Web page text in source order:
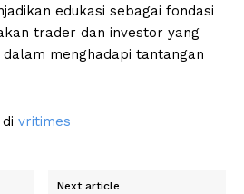
edukasi sebagai fondasi
trader dan investor yang
menghadapi tantangan
vritimes
Next article